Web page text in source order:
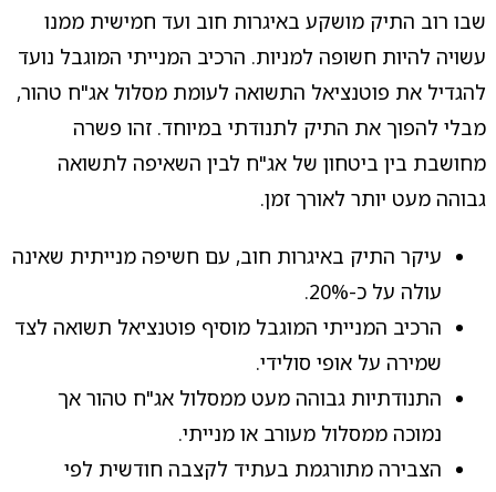
שבו רוב התיק מושקע באיגרות חוב ועד חמישית ממנו
עשויה להיות חשופה למניות. הרכיב המנייתי המוגבל נועד
להגדיל את פוטנציאל התשואה לעומת מסלול אג"ח טהור,
מבלי להפוך את התיק לתנודתי במיוחד. זהו פשרה
מחושבת בין ביטחון של אג"ח לבין השאיפה לתשואה
גבוהה מעט יותר לאורך זמן.
עיקר התיק באיגרות חוב, עם חשיפה מנייתית שאינה
עולה על כ-20%.
הרכיב המנייתי המוגבל מוסיף פוטנציאל תשואה לצד
שמירה על אופי סולידי.
התנודתיות גבוהה מעט ממסלול אג"ח טהור אך
נמוכה ממסלול מעורב או מנייתי.
הצבירה מתורגמת בעתיד לקצבה חודשית לפי